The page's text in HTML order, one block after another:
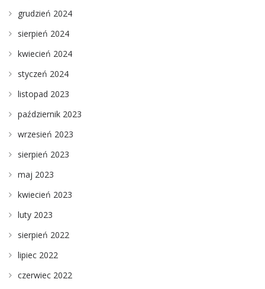
grudzień 2024
sierpień 2024
kwiecień 2024
styczeń 2024
listopad 2023
październik 2023
wrzesień 2023
sierpień 2023
maj 2023
kwiecień 2023
luty 2023
sierpień 2022
lipiec 2022
czerwiec 2022